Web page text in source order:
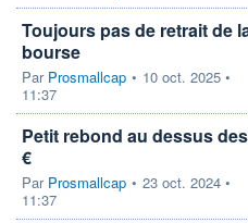
Toujours pas de retrait de
bourse
Par Prosmallcap • 10 oct. 2025 •
11:37
Petit rebond au dessus
€
Par Prosmallcap • 23 oct. 2024 •
11:37